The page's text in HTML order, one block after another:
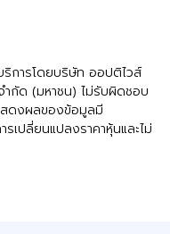
ริการโดยบริษัท ออปติไวส์
กัด (มหาชน) ไม่รับผิดชอบ
ดงผลของข้อมูลมี
เปลี่ยนแปลงราคาหุ้นและไม่